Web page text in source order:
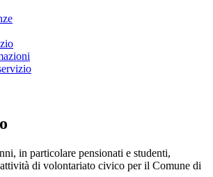
in particolare pensionati e studenti,
di volontariato civico per il Comune di